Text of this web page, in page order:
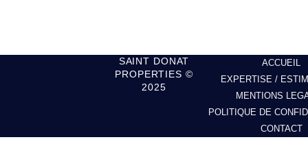
SAINT DONAT
PROPERTIES ©
2025
ACCUEIL
EXPERTISE /
MENTIONS
POLITIQUE DE
CONTACT